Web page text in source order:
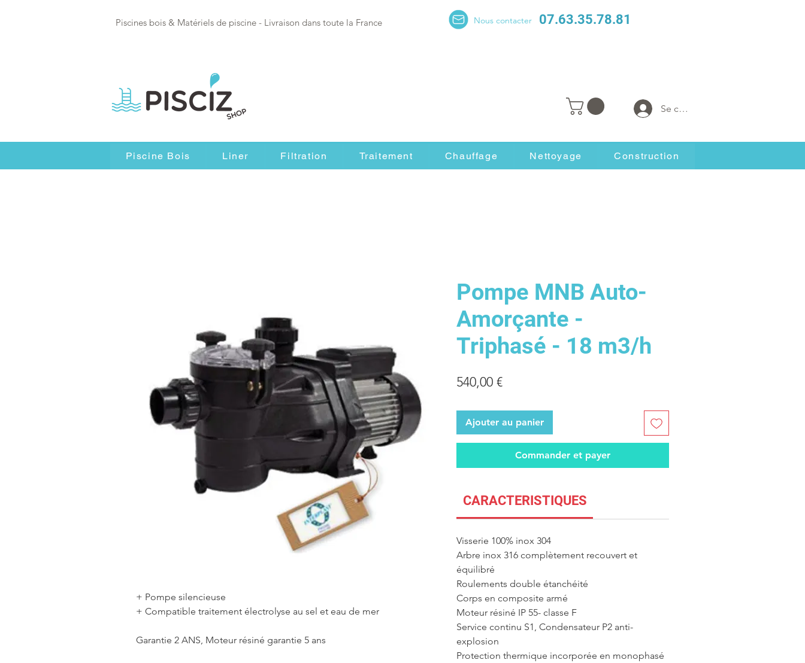
Piscines bois & Matériels de piscine - Livraison dans toute la France Nous contacter 07.63.35.78.81
Se connecter
Piscine Bois Liner Filtration Traitement Chauffage Nettoyage Construction
+ Pompe silencieuse
+ Compatible traitement électrolyse au sel et eau de mer
Garantie 2 ANS, Moteur résiné garantie 5 ans
Pompe MNB Auto-
Amorçante -
Triphasé - 18 m3/h
540,00 €Prix
Ajouter au panier
Commander et payer
CARACTERISTIQUES
Visserie 100% inox 304
Arbre inox 316 complètement recouvert et
équilibré
Roulements double étanchéité
Corps en composite armé
Moteur résiné IP 55- classe F
Service continu S1, Condensateur P2 anti-
explosion
Protection thermique incorporée en monophasé